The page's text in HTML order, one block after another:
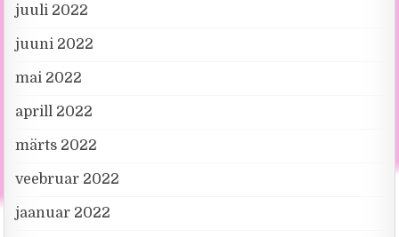
juuli 2022
juuni 2022
mai 2022
aprill 2022
märts 2022
veebruar 2022
jaanuar 2022